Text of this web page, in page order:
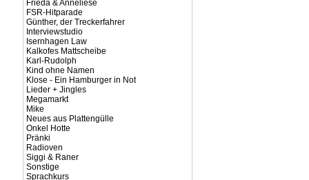
Frieda & Anneliese
FSR-Hitparade
Günther, der Treckerfahrer
Interviewstudio
Isernhagen Law
Kalkofes Mattscheibe
Karl-Rudolph
Kind ohne Namen
Klose - Ein Hamburger in Not
Lieder + Jingles
Megamarkt
Mike
Neues aus Plattengülle
Onkel Hotte
Pränki
Radioven
Siggi & Raner
Sonstige
Sprachkurs